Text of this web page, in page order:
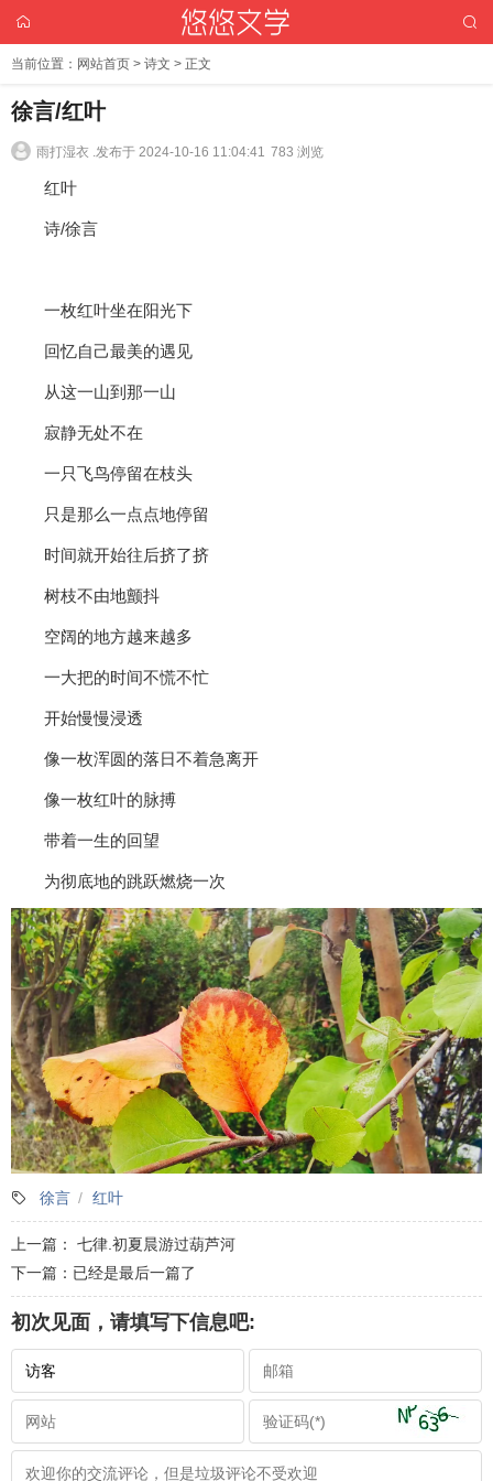
当前位置： 网站首页 > 诗文 > 正文
徐言/红叶
雨打湿衣 .发布于 2024-10-16 11:04:41 783 浏览
红叶
诗/徐言
一枚红叶坐在阳光下
回忆自己最美的遇见
从这一山到那一山
寂静无处不在
一只飞鸟停留在枝头
只是那么一点点地停留
时间就开始往后挤了挤
树枝不由地颤抖
空阔的地方越来越多
一大把的时间不慌不忙
开始慢慢浸透
像一枚浑圆的落日不着急离开
像一枚红叶的脉搏
带着一生的回望
为彻底地的跳跃燃烧一次
徐言 红叶
上一篇： 七律.初夏晨游过葫芦河
下一篇：已经是最后一篇了
初次见面，请填写下信息吧: